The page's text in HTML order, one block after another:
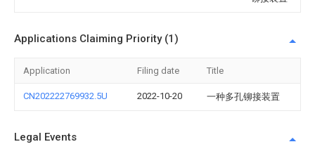
Applications Claiming Priority (1)
Application Filing date Title
CN202222769932.5U 2022-10-20 一种多孔铆接装置
Legal Events